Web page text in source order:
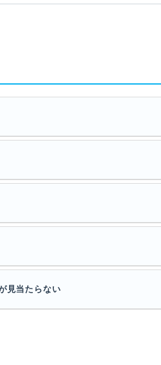
見当たらない